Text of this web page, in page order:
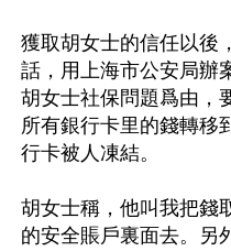
獲取胡女士的信任以後
話，用上海市公安局辦
胡女士社保問題爲由，
所有銀行卡里的錢轉移
行卡被人凍結。
胡女士稱，他叫我把錢
的安全賬戶裏面去。另